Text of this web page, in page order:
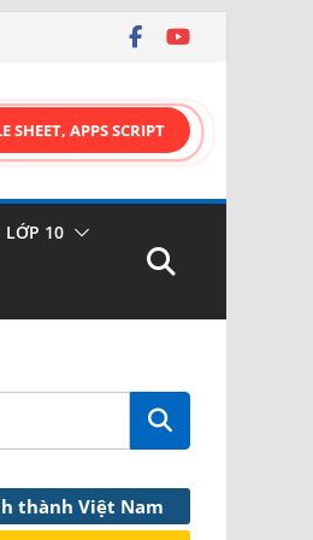
SHEET, APPS SCRIPT
LỚP 10
thành Việt Nam